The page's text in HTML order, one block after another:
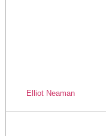
Elliot Neaman